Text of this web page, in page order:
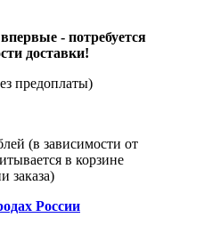
- потребуется
доставки!
предоплаты)
(в зависимости от
в корзине
заказа)
России